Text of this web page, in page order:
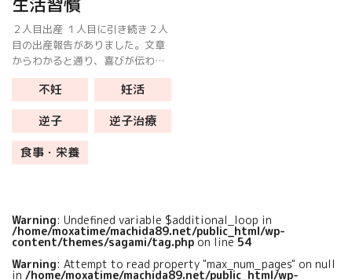
２人目出産 １人目に引き続き２人
目の出産報告がありました。文章
からわかると通り、喜びが伝わっ
てきます。 不妊治療の目的 不妊
治療や妊活は、妊娠が目的ではな
く「元気な赤ちゃんを産むこと」
です。当たり前のことなんです
が、妊娠 […]
不妊
妊活
逆子
逆子治療
食事・栄養
Warning: Undefined variable $additional_loop in
/home/moxatime/machida89.net/public_html/wp-
content/themes/sagami/tag.php on line 54
Warning: Attempt to read property "max_num_pages" on null
in /home/moxatime/machida89.net/public_html/wp-